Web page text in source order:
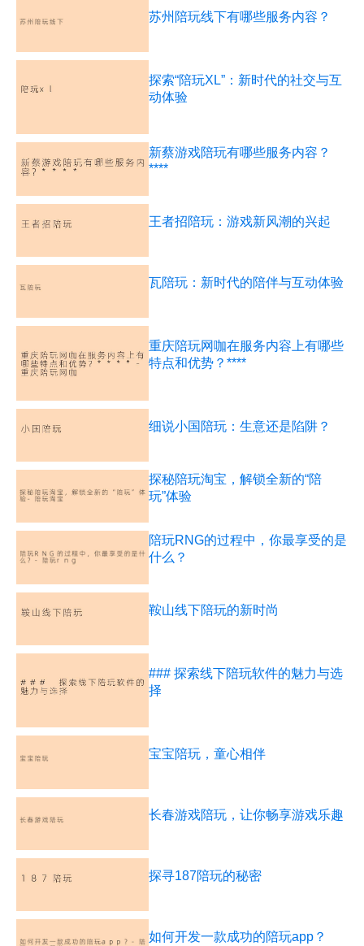
苏州陪玩线下有哪些服务内容？
探索“陪玩XL”：新时代的社交与互
动体验
新蔡游戏陪玩有哪些服务内容？
****
王者招陪玩：游戏新风潮的兴起
瓦陪玩：新时代的陪伴与互动体验
重庆陪玩网咖在服务内容上有哪些
特点和优势？****
细说小国陪玩：生意还是陷阱？
探秘陪玩淘宝，解锁全新的“陪
玩”体验
陪玩RNG的过程中，你最享受的是
什么？
鞍山线下陪玩的新时尚
### 探索线下陪玩软件的魅力与选
择
宝宝陪玩，童心相伴
长春游戏陪玩，让你畅享游戏乐趣
探寻187陪玩的秘密
如何开发一款成功的陪玩app？